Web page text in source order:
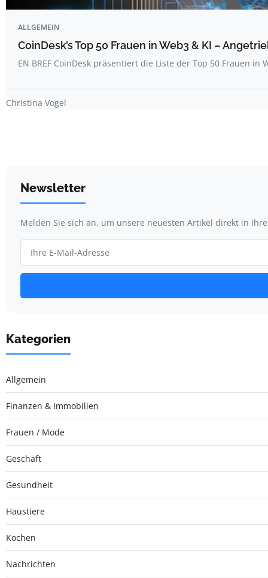
ALLGEMEIN
CoinDesk’s Top 50 Frauen in Web3 & KI –
EN BREF CoinDesk präsentiert die Liste der Top 50 Frauen in
Christina Vogel
Newsletter
Melden Sie sich an, um unsere neuesten Artikel direkt in
Kategorien
Allgemein
Finanzen & Immobilien
Frauen / Mode
Geschäft
Gesundheit
Haustiere
Kochen
Nachrichten